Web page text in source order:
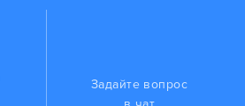
Задайте вопрос